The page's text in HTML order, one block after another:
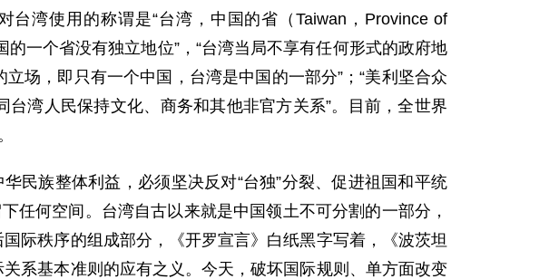
湾使用的称谓是“台湾，中国的省（Taiwan，Province of
一个省没有独立地位”，“台湾当局不享有任何形式的政府地
场，即只有一个中国，台湾是中国的一部分”；“美利坚合众
湾人民保持文化、商务和其他非官方关系”。目前，全世界
民族整体利益，必须坚决反对“台独”分裂、促进祖国和平统
任何空间。台湾自古以来就是中国领土不可分割的一部分，
际秩序的组成部分，《开罗宣言》白纸黑字写着，《波茨坦
系基本准则的应有之义。今天，破坏国际规则、单方面改变